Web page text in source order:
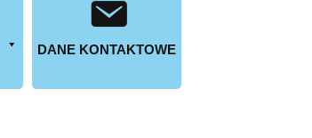
DANE KONTAKTOWE